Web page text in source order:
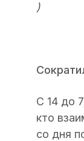
)
С 14 до
кто
со дня